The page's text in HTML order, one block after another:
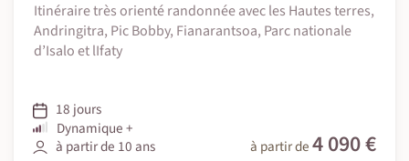
Itinéraire très orienté randonnée avec les Hautes terres,
Andringitra, Pic Bobby, Fianarantsoa, Parc nationale
d’Isalo et lIfaty
18 jours
Dynamique +
à partir de 10 ans
à partir de4 090 €